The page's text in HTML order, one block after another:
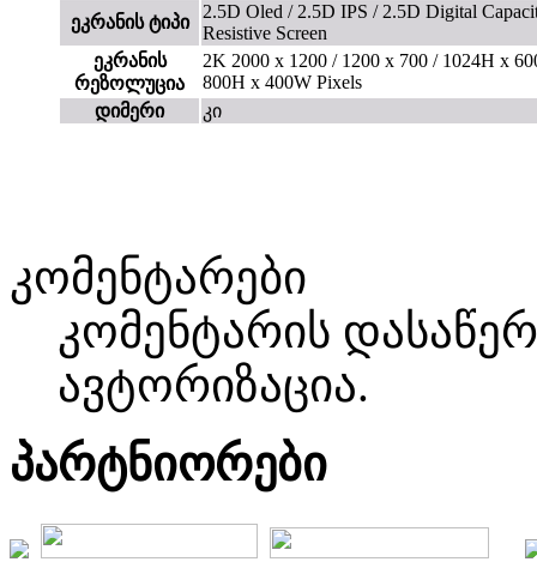
ეკრანის ტიპი
2.5D Oled / 2.5D IPS / 2.5D Digital
Resistive Screen
ეკრანის
რეზოლუცია
2K 2000 x 1200 / 1200 x 700 / 1024H x
800H x 400W Pixels
დიმერი
კი
კომენტარები
კომენტარის
ავტორიზაცია.
პარტნიორები